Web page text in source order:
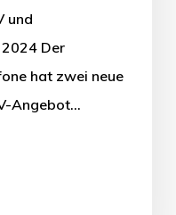
und
Der
hat zwei neue
Angebot…